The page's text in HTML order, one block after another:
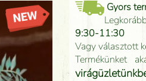
Gyors
9:30-11:30
Vagy választott
Termékünket